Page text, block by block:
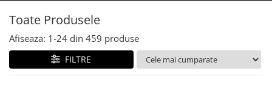
Imbracaminte
Sosete Copii
Accesorii Copii
Igiena si Ingrijire Copii
Carti Copii
Toate Produsele
Afiseaza: 1-24 din 459 produse
FILTRE